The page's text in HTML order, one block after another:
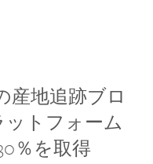
産地追跡ブロ
トフォーム
％を取得